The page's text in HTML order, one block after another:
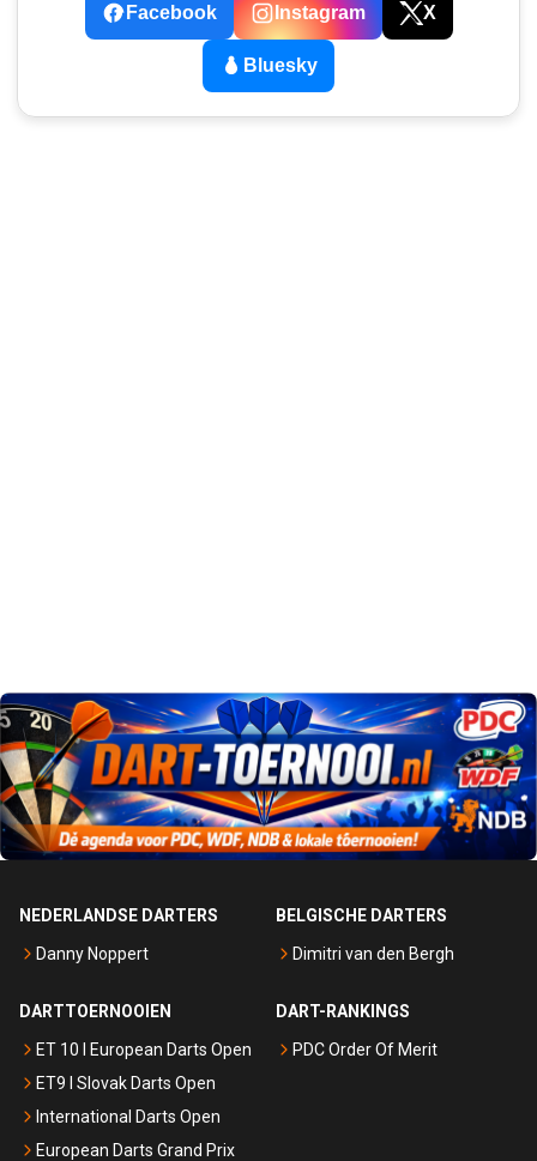
Facebook Instagram X
Bluesky
NEDERLANDSE DARTERS
Danny Noppert
BELGISCHE DARTERS
Dimitri van den Bergh
DARTTOERNOOIEN
ET 10 I European Darts Open
ET9 I Slovak Darts Open
International Darts Open
European Darts Grand Prix
DART-RANKINGS
PDC Order Of Merit